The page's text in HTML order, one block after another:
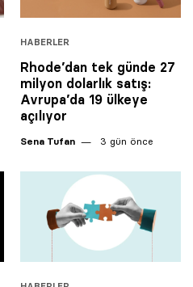
HABERLER
Rhode’dan tek günde 27
milyon dolarlık satış:
Avrupa’da 19 ülkeye
açılıyor
Sena Tufan 3 gün önce